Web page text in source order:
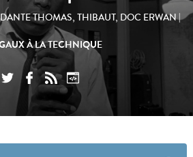
THOMAS, THIBAUT, DOC ERWAN|
À LA TECHNIQUE